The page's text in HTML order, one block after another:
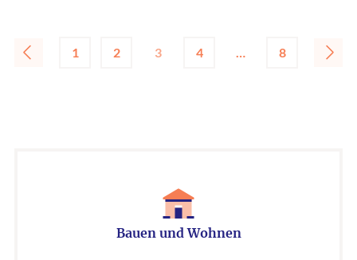
1 2 3 4 … 8
Bauen und Wohnen